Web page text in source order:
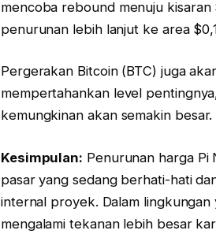
mencoba rebound menuju
penurunan lebih lanjut ke area
Pergerakan Bitcoin (BTC) juga
mempertahankan level
kemungkinan akan semakin besar.
Kesimpulan: Penurunan harga Pi
pasar yang sedang berhati-hati
internal proyek. Dalam
mengalami tekanan lebih besar